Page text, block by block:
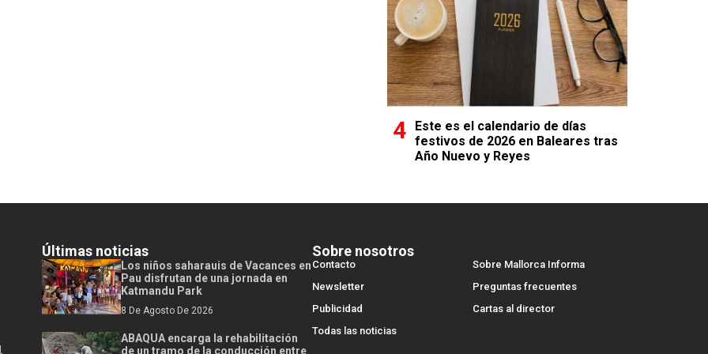
Este es el calendario de días
festivos de 2026 en Baleares tras
Año Nuevo y Reyes
Últimas noticias
Los niños saharauis de Vacances en
Pau disfrutan de una jornada en
Katmandu Park
8 De Agosto De 2026
ABAQUA encarga la rehabilitación
de un tramo de la conducción entre
Sobre nosotros
Contacto
Sobre Mallorca Informa
Newsletter
Preguntas frecuentes
Publicidad
Cartas al director
Todas las noticias